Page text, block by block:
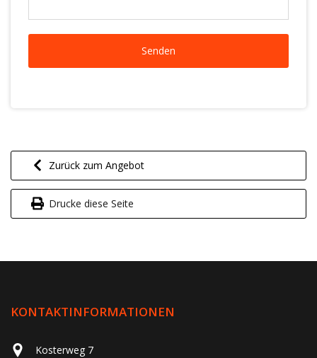
Zurück zum Angebot
Drucke diese Seite
KONTAKTINFORMATIONEN
Kosterweg 7